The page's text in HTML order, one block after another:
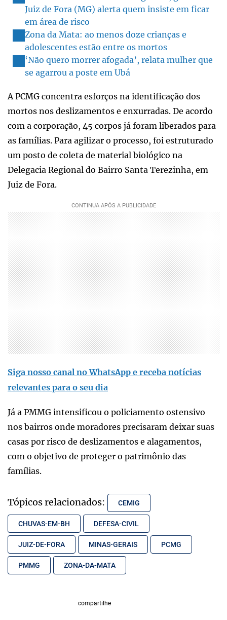
Juiz de Fora (MG) alerta quem insiste em ficar
em área de risco
Zona da Mata: ao menos doze crianças e
adolescentes estão entre os mortos
‘Não quero morrer afogada’, relata mulher que
se agarrou a poste em Ubá
A PCMG concentra esforços na identificação dos
mortos nos deslizamentos e enxurradas. De acordo
com a corporação, 45 corpos já foram liberados para
as famílias. Para agilizar o processo, foi estruturado
um posto de coleta de material biológico na
Delegacia Regional do Bairro Santa Terezinha, em
Juiz de Fora.
Siga nosso canal no WhatsApp e receba notícias
relevantes para o seu dia
Já a PMMG intensificou o policiamento ostensivo
nos bairros onde moradores precisaram deixar suas
casas por risco de deslizamentos e alagamentos,
com o objetivo de proteger o patrimônio das
famílias.
Tópicos relacionados: CEMIG
CHUVAS-EM-BH DEFESA-CIVIL
JUIZ-DE-FORA MINAS-GERAIS PCMG
PMMG ZONA-DA-MATA
compartilhe